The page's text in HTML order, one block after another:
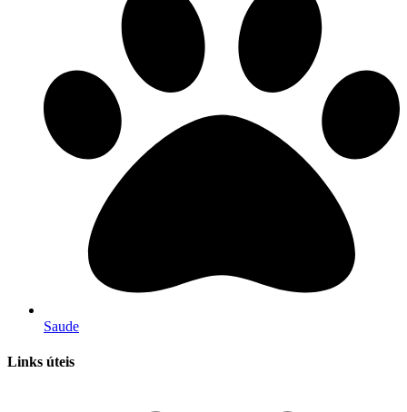
Saude
Links úteis